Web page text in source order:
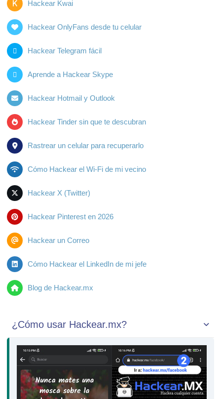
Hackear Kwai
Hackear OnlyFans desde tu celular
Hackear Telegram fácil
Aprende a Hackear Skype
Hackear Hotmail y Outlook
Hackear Tinder sin que te descubran
Rastrear un celular para recuperarlo
Cómo Hackear el Wi-Fi de mi vecino
Hackear X (Twitter)
Hackear Pinterest en 2026
Hackear un Correo
Cómo Hackear el LinkedIn de mi jefe
Blog de Hackear.mx
¿Cómo usar Hackear.mx?